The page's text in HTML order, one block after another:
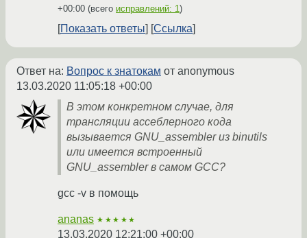
+00:00 (всего исправлений: 1)
Показать ответы Ссылка
Ответ на: Вопрос к знатокам от anonymous
13.03.2020 11:05:18 +00:00
В этом конкретном случае, для
трансляции ассеблерного кода
вызывается GNU_assembler из binutils
или имеется встроенный
GNU_assembler в самом GCC?
gcc -v в помощь
ananas ★★★★★
13.03.2020 12:21:00 +00:00